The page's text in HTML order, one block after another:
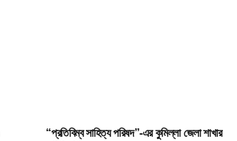
“প্রতিবিম্ব সাহিত্য পরিষদ”-এর কুমিল্লা জেলা শাখার